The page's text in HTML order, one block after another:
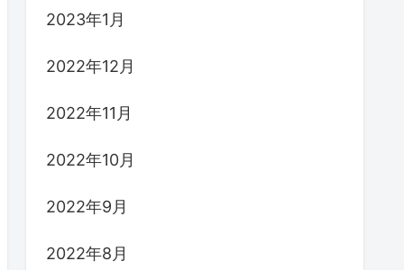
2023年1月
2022年12月
2022年11月
2022年10月
2022年9月
2022年8月